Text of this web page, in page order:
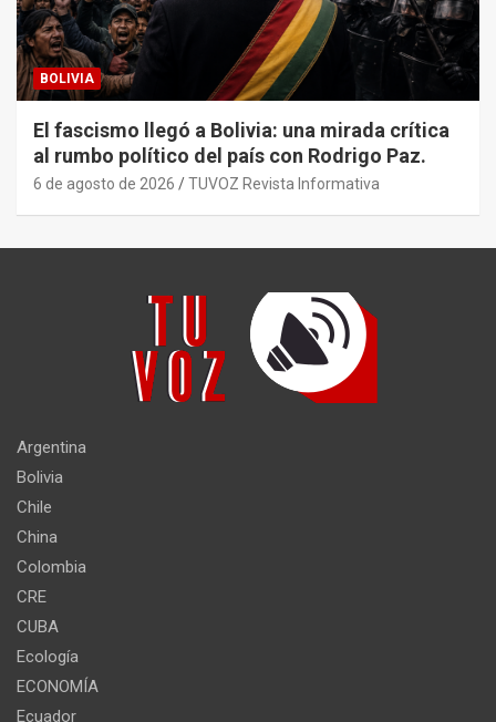
BOLIVIA
El fascismo llegó a Bolivia: una mirada crítica
al rumbo político del país con Rodrigo Paz.
6 de agosto de 2026 TUVOZ Revista Informativa
Argentina
Bolivia
Chile
China
Colombia
CRE
CUBA
Ecología
ECONOMÍA
Ecuador